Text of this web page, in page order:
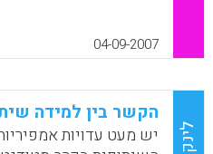
מאין, לא לומד קדימה
04-09-2007
לינק
הקשר בין למידה
יש מעט עדויות